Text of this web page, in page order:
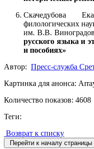
Скачедубова
филологических
им. В.В.
русского языка и
и пособиях»
Автор: Пресс-служба
Картинка для анонса:
Количество показов: 4608
Теги:
Возврат к списку
Перейти к началу страницы